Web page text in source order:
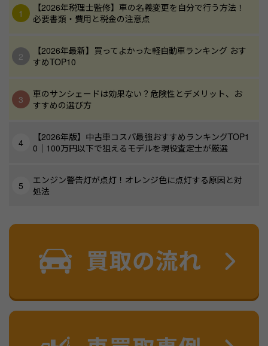
【2026年税理士監修】車の名義変更を自分で行う方法！
必要書類・費用と税金の注意点
【2026年最新】買ってよかった軽自動車ランキング おす
すめTOP10
車のサンシェードは効果ない？危険性とデメリット、お
すすめの選び方
【2026年版】中古車コスパ最強おすすめランキングTOP1
0｜100万円以下で狙えるモデルを現役査定士が厳選
エンジン警告灯が点灯！オレンジ色に点灯する原因と対
処法